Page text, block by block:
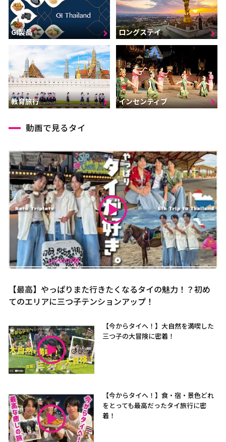
GI製品 ロングステイ
教育旅行 インセンティブ
動画で見るタイ
【最高】やっぱりまた行きたくなるタイの魅力！？初め
てのエリアに三つ子テンションアップ！
【今からタイへ！】大自然を満喫した
三つ子の大冒険に密着！
【今からタイへ！】食・宿・景色どれ
をとっても最高だったタイ旅行に密
着！